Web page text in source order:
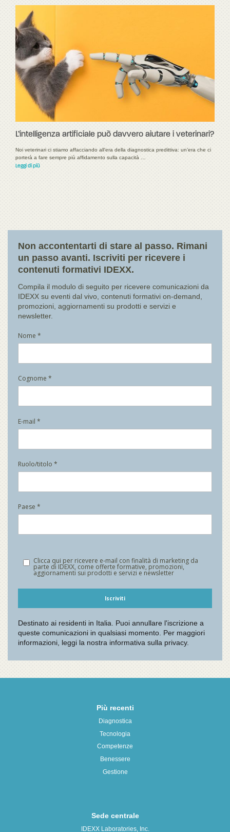
L’intelligenza artificiale può davvero aiutare i veterinari?
Noi veterinari ci stiamo affacciando all’era della diagnostica predittiva: un’era che ci
porterà a fare sempre più affidamento sulla capacità …
Leggi di più
Non accontentarti di stare al passo. Rimani
un passo avanti. Iscriviti per ricevere i
contenuti formativi IDEXX.
Più recenti
Diagnostica
Tecnologia
Competenze
Benessere
Gestione
Sede centrale
IDEXX Laboratories, Inc.